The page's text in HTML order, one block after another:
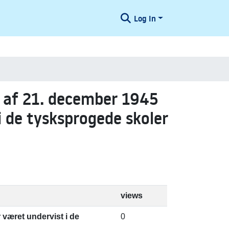
Log In
21. december 1945
tysksprogede skoler
views
været undervist i de 0